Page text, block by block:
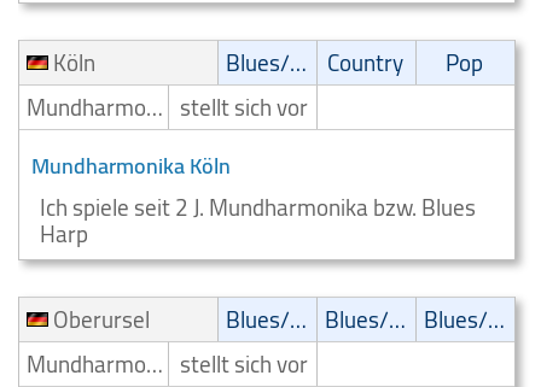
Köln
Blues/Swing Country
Pop
Mundharmonikaspieler stellt sich vor
Mundharmonika Köln
Ich spiele seit 2 J. Mundharmonika bzw. Blues
Harp
Oberursel
Blues/Swing Blues/Swing
Blues/Swing
Mundharmonikaspieler stellt sich vor